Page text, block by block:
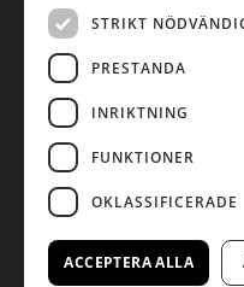
© Copyright 2014 SHE -
reserverade
STRIKT
PRESTANDA
INRIKTNING
FUNKTIONER
OKLASSIFICERADE
ACCEPTERA ALLA